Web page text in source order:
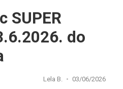
SUPER
do
Lela B. 03/06/2026